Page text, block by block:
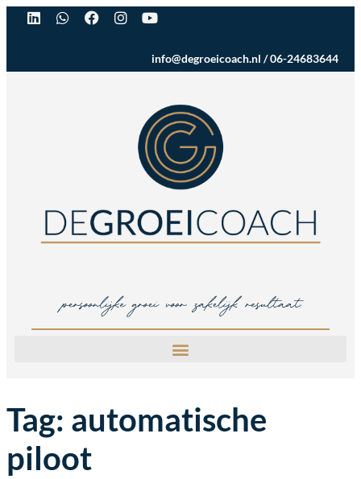
info@degroeicoach.nl /06-24683644
Tag: automatische
piloot